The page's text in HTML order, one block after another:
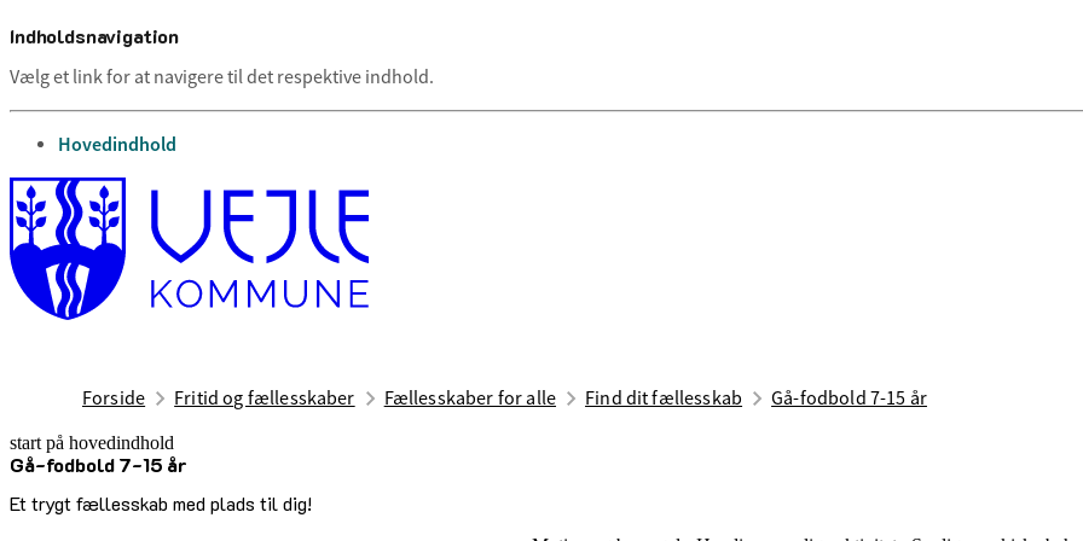
Indholdsnavigation
Vælg et link for at navigere til det respektive indhold.
gå til
Hovedindhold
Forside Fritid og fællesskaber Fællesskaber for alle Find dit fællesskab Gå-fodbold 7-15 år
start på hovedindhold
Gå-fodbold 7-15 år
Et trygt fællesskab med plads til dig!
senest opdateret 12. maj 2026